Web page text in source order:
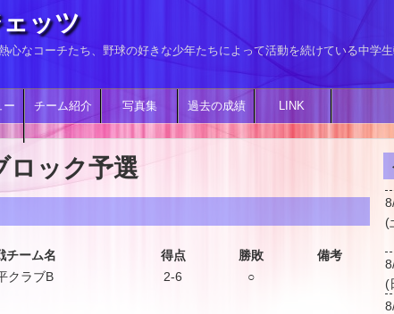
ッツ
心なコーチたち、野球の好きな少年たちによって活動を続けている中学生
ー
チーム紹介 写真集 過去の成績 LINK
ロック予選
チーム名 得点 勝敗
備考
クラブB 2-6 ○
(
(